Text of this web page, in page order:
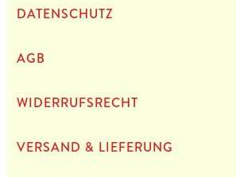
DATEN­SCHUTZ
AGB
WIDERRUFSRECHT
VERSAND & LIEFERUNG